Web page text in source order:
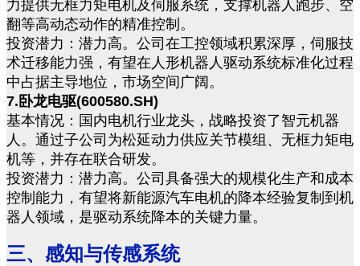
力提供无框力矩电机及伺服系统，支撑机器人跑步、空
翻等高动态动作的精准控制。
投资潜力：潜力高。公司在工控领域积累深厚，伺服技
术迁移能力强，有望在人形机器人驱动系统标准化过程
中占据主导地位，市场空间广阔。
7.卧龙电驱(600580.SH)
基本情况：国内电机行业龙头，战略投资了智元机器
人。通过子公司为松延动力供应关节模组、无框力矩电
机等，并存在联合研发。
投资潜力：潜力高。公司具备强大的规模化生产和成本
控制能力，有望将新能源汽车电机的降本经验复制到机
器人领域，是驱动系统降本的关键力量。
三、感知与传感系统